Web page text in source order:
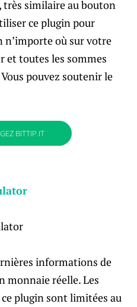
similaire au bouton
ce plugin pour
où sur votre
et toutes les sommes
pouvez soutenir le
BITTIP.IT
informations de
monnaie réelle. Les
plugin sont limitées au